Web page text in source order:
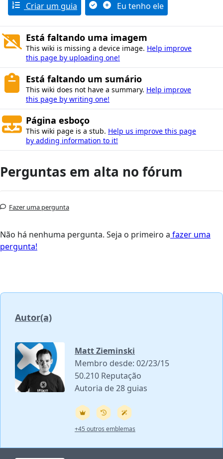
Criar um guia Eu tenho ele
Está faltando uma imagem
This wiki is missing a device image. Help improve
this page by uploading one!
Está faltando um sumário
This wiki does not have a summary. Help improve
this page by writing one!
Página esboço
This wiki page is a stub. Help us improve this page
by adding information to it!
Perguntas em alta no fórum
Fazer uma pergunta
Não há nenhuma pergunta. Seja o primeiro a fazer uma
pergunta!
Autor(a)
Matt Zieminski
Membro desde: 02/23/15
50.210 Reputação
Autoria de 28 guias
+45 outros emblemas